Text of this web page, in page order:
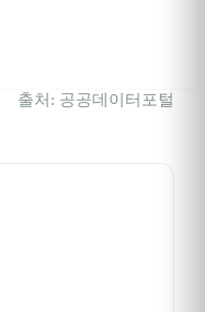
출처: 공공데이터포털